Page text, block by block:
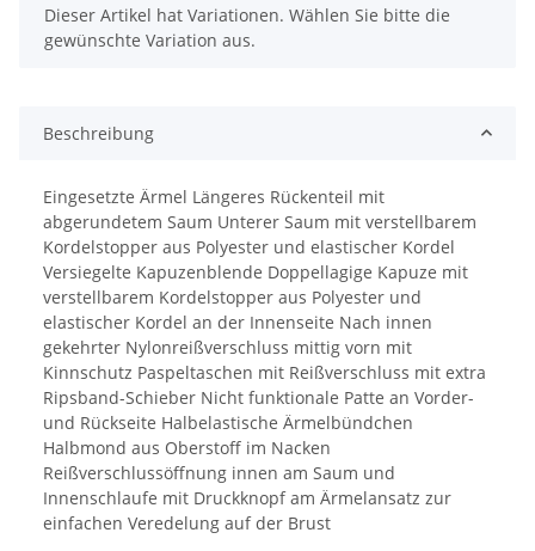
x
Dieser Artikel hat Variationen. Wählen Sie bitte die
gewünschte Variation aus.
Beschreibung
Eingesetzte Ärmel Längeres Rückenteil mit
abgerundetem Saum Unterer Saum mit verstellbarem
Kordelstopper aus Polyester und elastischer Kordel
Versiegelte Kapuzenblende Doppellagige Kapuze mit
verstellbarem Kordelstopper aus Polyester und
elastischer Kordel an der Innenseite Nach innen
gekehrter Nylonreißverschluss mittig vorn mit
Kinnschutz Paspeltaschen mit Reißverschluss mit extra
Ripsband-Schieber Nicht funktionale Patte an Vorder-
und Rückseite Halbelastische Ärmelbündchen
Halbmond aus Oberstoff im Nacken
Reißverschlussöffnung innen am Saum und
Innenschlaufe mit Druckknopf am Ärmelansatz zur
einfachen Veredelung auf der Brust